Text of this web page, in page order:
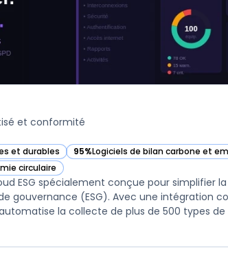
et conformité
et durables 95%Logiciels de bilan carbone et
— voir IBM Envizi dans cette
circulaire
ESG spécialement conçue pour simplifier
gouvernance (ESG). Avec une intégration
automatise la collecte de plus de 500 types de